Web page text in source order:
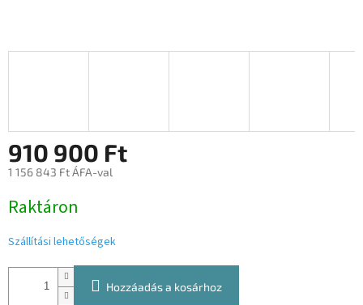
910 900 Ft
1 156 843 Ft ÁFA-val
Raktáron
Szállítási lehetőségek
Hozzáadás a kosárhoz